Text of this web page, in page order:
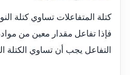
كتلة المتفاعلات تساوي كتلة
فإذا تفاعل مقدار معين من مواد،
التفاعل يجب أن تساوي الكتلة